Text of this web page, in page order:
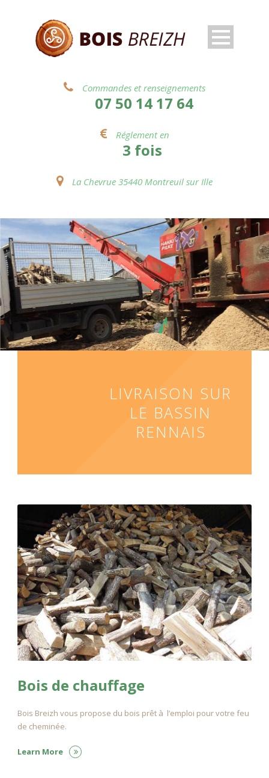
Commandes et renseignements
07 50 14 17 64
Réglement en
3 fois
La Chevrue 35440 Montreuil sur Ille
TRAVAUX D'ENTRETIEN
LIVRAISON SUR
LE BASSIN
RENNAIS
Bois de chauffage
Bois Breizh vous propose du bois prêt à l’emploi pour votre feu
de cheminée.
Learn More